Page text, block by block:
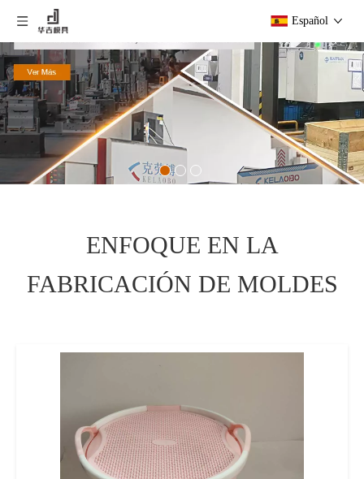
Español
ENFOQUE EN LA
FABRICACIÓN DE MOLDES